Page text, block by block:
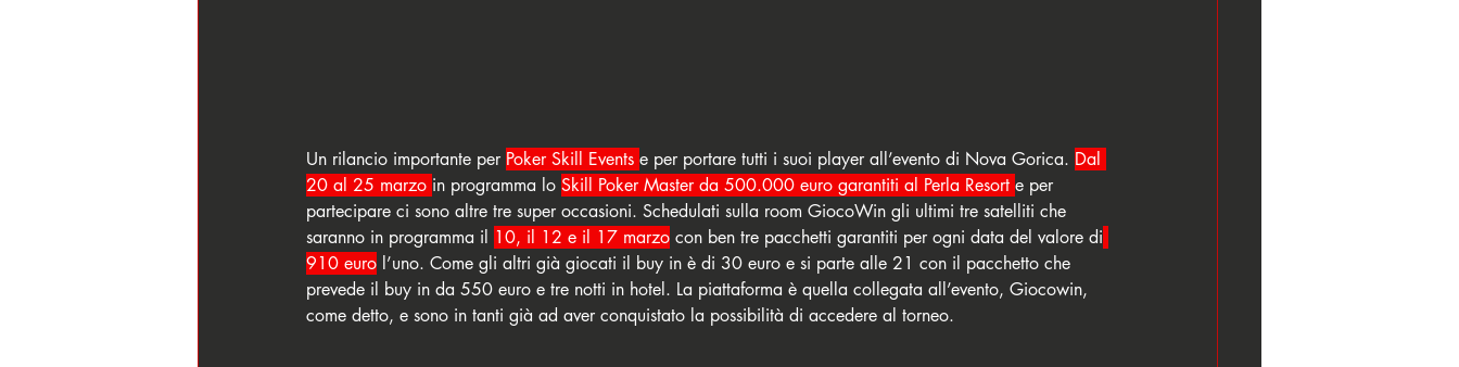
Un rilancio importante per Poker Skill Events e per portare tutti i suoi player all’evento di Nova Gorica. Dal
20 al 25 marzo in programma lo Skill Poker Master da 500.000 euro garantiti al Perla Resort e per
partecipare ci sono altre tre super occasioni. Schedulati sulla room GiocoWin gli ultimi tre satelliti che
saranno in programma il 10, il 12 e il 17 marzo con ben tre pacchetti garantiti per ogni data del valore di
910 euro l’uno. Come gli altri già giocati il buy in è di 30 euro e si parte alle 21 con il pacchetto che
prevede il buy in da 550 euro e tre notti in hotel. La piattaforma è quella collegata all’evento, Giocowin,
come detto, e sono in tanti già ad aver conquistato la possibilità di accedere al torneo.